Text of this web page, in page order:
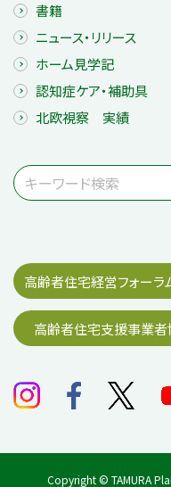
書籍
ニュース・リリース
ホーム見学記
認知症ケア・補助具
北欧視察 実績
高齢者住宅経営フォーラ
高齢者住宅支援事業
Copyright © TAMURA